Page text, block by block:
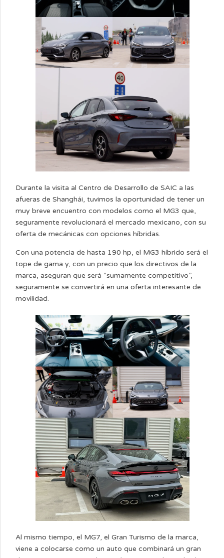
Durante la visita al Centro de Desarrollo de SAIC a las
afueras de Shanghái, tuvimos la oportunidad de tener un
muy breve encuentro con modelos como el MG3 que,
seguramente revolucionará el mercado mexicano, con su
oferta de mecánicas con opciones híbridas.
Con una potencia de hasta 190 hp, el MG3 híbrido será el
tope de gama y, con un precio que los directivos de la
marca, aseguran que será “sumamente competitivo”,
seguramente se convertirá en una oferta interesante de
movilidad.
Al mismo tiempo, el MG7, el Gran Turismo de la marca,
viene a colocarse como un auto que combinará un gran